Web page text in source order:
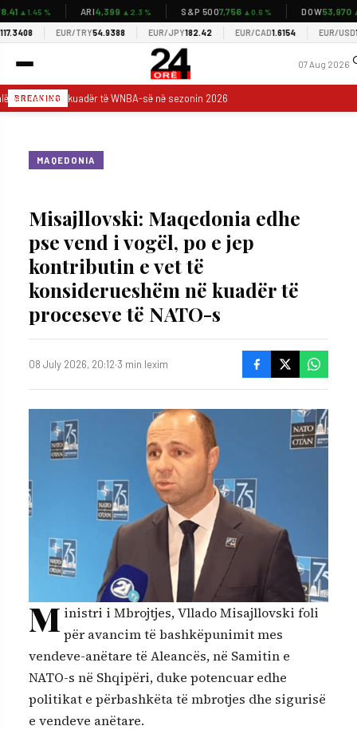
▲1.45 % ARI4,399▲2.3 % S&P 5007,756▲0.6 % DOW53,970
EUR/TRY54.9388 EUR/JPY182.42 EUR/CAD1.6154 EUR/USD
07 Aug 2026
BREAKING
për secilën skuadër të WNBA-së në sezonin 2026
MAQEDONIA
Misajllovski: Maqedonia edhe
pse vend i vogël, po e jep
kontributin e vet të
konsiderueshëm në kuadër të
proceseve të NATO-s
08 July 2026, 20:12·3 min lexim
M inistri i Mbrojtjes, Vllado Misajllovski foli
për avancim të bashkëpunimit mes
vendeve-anëtare të Aleancës, në Samitin e
NATO-s në Shqipëri, duke potencuar edhe
politikat e përbashkëta të mbrotjes dhe sigurisë
e vendeve anëtare.